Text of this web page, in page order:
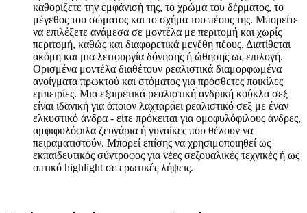
καθορίζετε την εμφάνισή της, το χρώμα του δέρματος, το
μέγεθος του σώματος και το σχήμα του πέους της. Μπορείτε
να επιλέξετε ανάμεσα σε μοντέλα με περιτομή και χωρίς
περιτομή, καθώς και διαφορετικά μεγέθη πέους. Διατίθεται
ακόμη και μια λειτουργία δόνησης ή ώθησης ως επιλογή.
Ορισμένα μοντέλα διαθέτουν ρεαλιστικά διαμορφωμένα
ανοίγματα πρωκτού και στόματος για πρόσθετες ποικίλες
εμπειρίες. Μια εξαιρετικά ρεαλιστική ανδρική κούκλα σεξ
είναι ιδανική για όποιον λαχταράει ρεαλιστικό σεξ με έναν
ελκυστικό άνδρα - είτε πρόκειται για ομοφυλόφιλους άνδρες,
αμφιφυλόφιλα ζευγάρια ή γυναίκες που θέλουν να
πειραματιστούν. Μπορεί επίσης να χρησιμοποιηθεί ως
εκπαιδευτικός σύντροφος για νέες σεξουαλικές τεχνικές ή ως
οπτικό highlight σε ερωτικές λήψεις.